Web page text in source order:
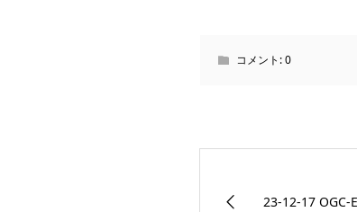
コメント:0
23-12-17 OGC-